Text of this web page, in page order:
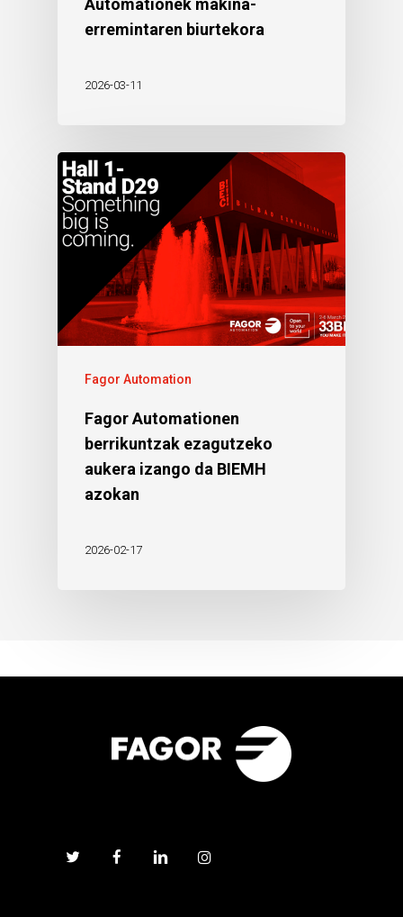
Automationek makina-
erremintaren biurtekora
2026-03-11
Fagor Automation
Fagor Automationen
berrikuntzak ezagutzeko
aukera izango da BIEMH
azokan
2026-02-17